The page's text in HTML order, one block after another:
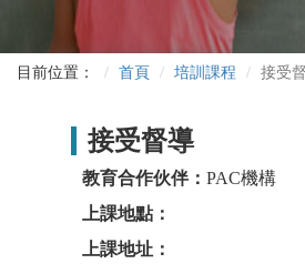
目前位置： 首頁 培訓課程 接受
接受督導
教育合作伙伴： PAC機構
上課地點：
上課地址：